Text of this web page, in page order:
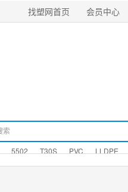
找塑网首页 会员中心
5502 T30S PVC LLDPE